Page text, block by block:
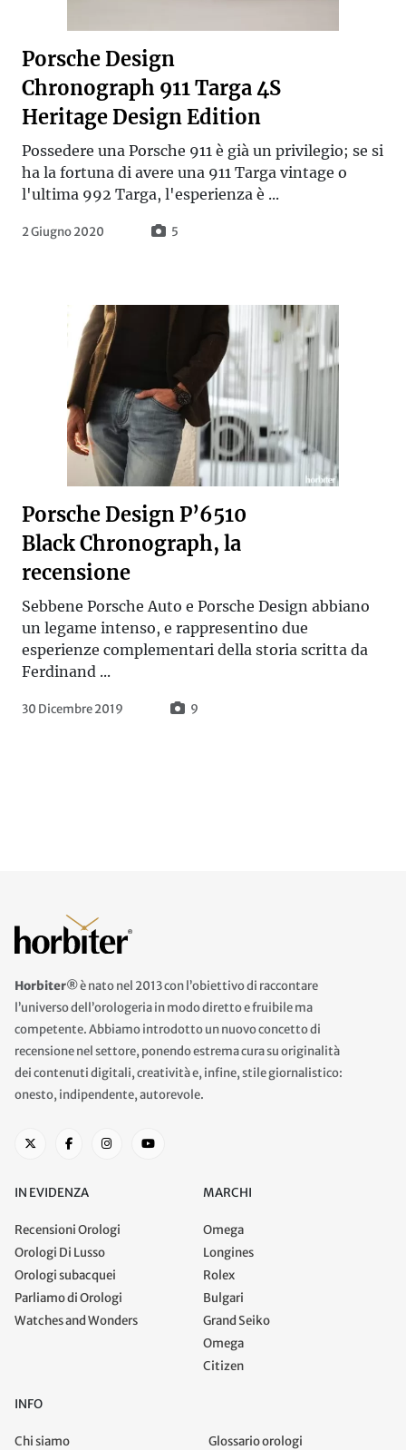
Porsche Design
Chronograph 911 Targa 4S
Heritage Design Edition
Possedere una Porsche 911 è già un privilegio; se si
ha la fortuna di avere una 911 Targa vintage o
l'ultima 992 Targa, l'esperienza è ...
2 Giugno 2020 5
Porsche Design P’6510
Black Chronograph, la
recensione
Sebbene Porsche Auto e Porsche Design abbiano
un legame intenso, e rappresentino due
esperienze complementari della storia scritta da
Ferdinand ...
30 Dicembre 2019 9
Horbiter®è nato nel 2013 con l’obiettivo di raccontare
l’universo dell’orologeria in modo diretto e fruibile ma
competente. Abbiamo introdotto un nuovo concetto di
recensione nel settore, ponendo estrema cura su originalità
dei contenuti digitali, creatività e, infine, stile giornalistico:
onesto, indipendente, autorevole.
IN EVIDENZA
Recensioni Orologi
Orologi Di Lusso
Orologi subacquei
Parliamo di Orologi
Watches and Wonders
MARCHI
Omega
Longines
Rolex
Bulgari
Grand Seiko
Omega
Citizen
INFO
Chi siamo Glossario orologi